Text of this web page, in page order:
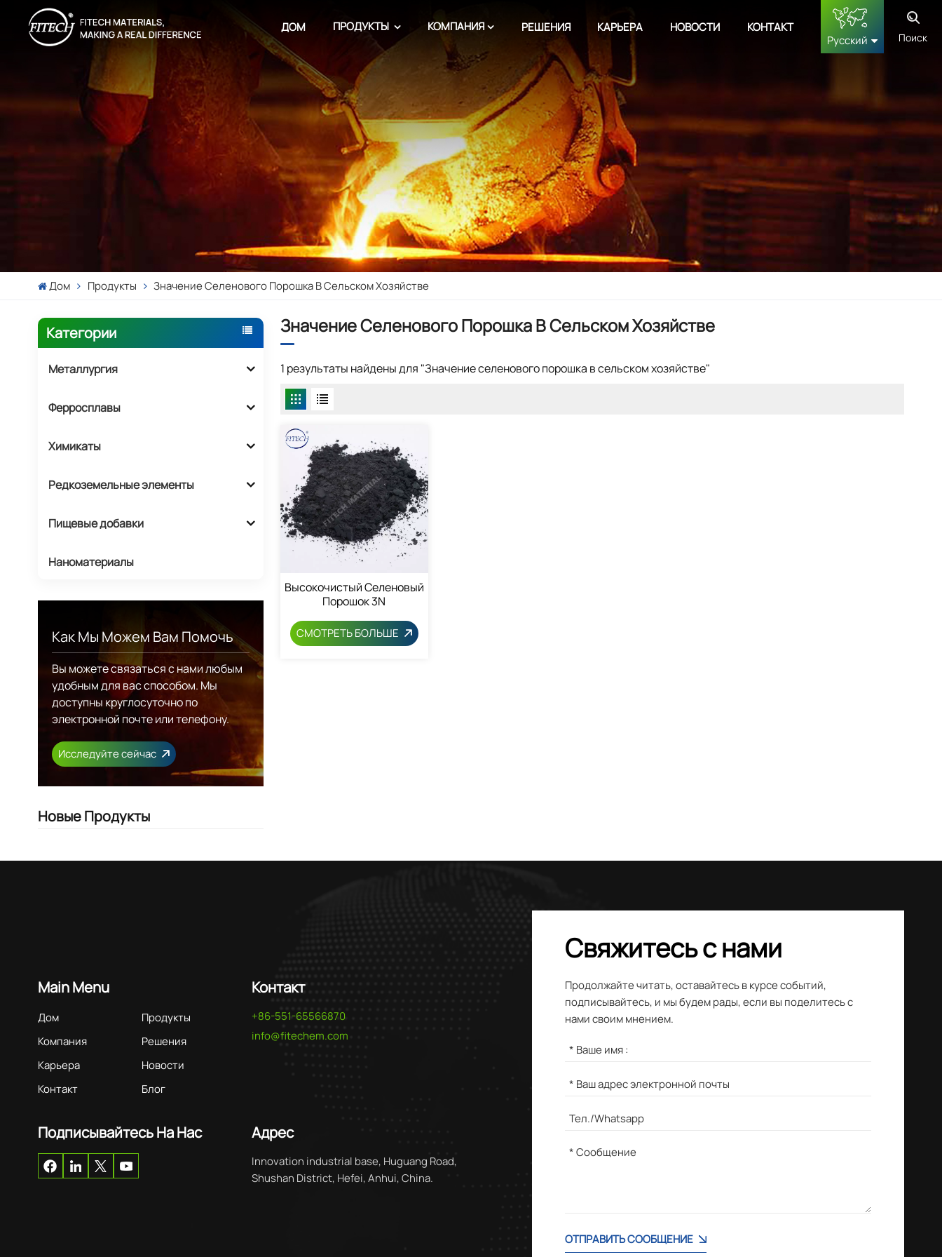
ДОМ ПРОДУКТЫ КОМПАНИЯ РЕШЕНИЯ КАРЬЕРА НОВОСТИ
КОНТАКТ
Русский
français
Deutsch
русский
Поиск
Дом Продукты Значение Селенового Порошка В Сельском Хозяйстве
Категории
Металлургия
Ферросплавы
Химикаты
Редкоземельные элементы
Пищевые добавки
Наноматериалы
Как Мы Можем Вам Помочь
Вы можете связаться с нами любым
удобным для вас способом. Мы
доступны круглосуточно по
электронной почте или телефону.
Исследуйте сейчас
Новые Продукты
Значение Селенового Порошка В Сельском Хозяйстве
1 результаты найдены для "Значение селенового порошка в сельском хозяйстве"
Высокочистый Селеновый
Порошок 3N
СМОТРЕТЬ БОЛЬШЕ
Main Menu
Дом
Продукты
Компания
Решения
Карьера
Новости
Контакт
Блог
Контакт
+86-551-65566870
info@fitechem.com
Подписывайтесь На Нас Адрес
Innovation industrial base, Huguang Road,
Shushan District, Hefei, Anhui, China.
Свяжитесь с нами
Продолжайте читать, оставайтесь в курсе событий,
подписывайтесь, и мы будем рады, если вы поделитесь с
нами своим мнением.
ОТПРАВИТЬ СООБЩЕНИЕ